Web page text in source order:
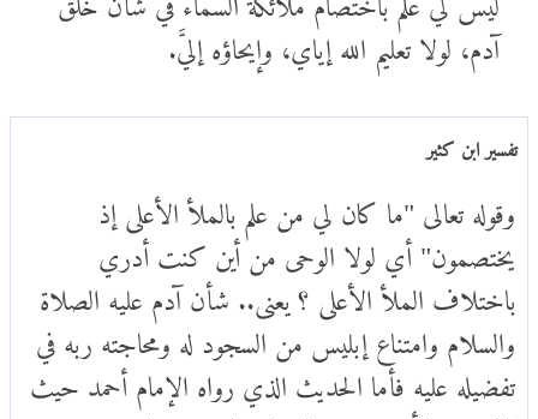
آدم، لولا تعليم الله إياي، وإيحاؤه إليَّ.
تفسير ابن كثير
وقوله تعالى "ما كان لي من علم بالملأ الأعلى إذ
يختصمون" أي لولا الوحى من أين كنت أدري
باختلاف الملأ الأعلى ؟ يعنى.. شأن آدم عليه الصلاة
والسلام وامتناع إبليس من السجود له ومحاجته ربه في
تفضيله عليه فأما الحديث الذي رواه الإمام أحمد حيث